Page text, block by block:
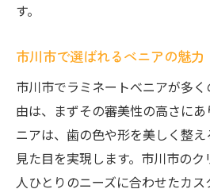
す。
市川市で選ばれるべニアの魅力
市川市でラミネートべニアが多
由は、まずその審美性の高さに
ニアは、歯の色や形を美しく整
見た目を実現します。市川市の
人ひとりのニーズに合わせたカ